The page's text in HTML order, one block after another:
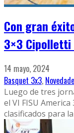
Con gran
3×3
14 mayo, 2024
Basquet 3x3,
Luego de tres
el VI FISU
clasificados para